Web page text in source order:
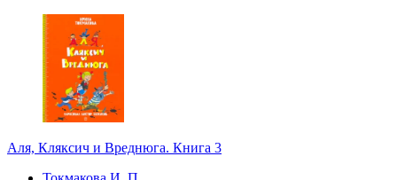
Аля, Кляксич и Вреднюга. Книга 3